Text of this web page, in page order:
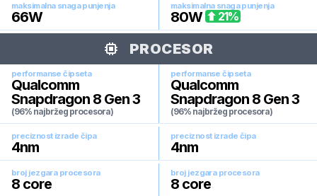
maksimalna snaga punjenja
66W
maksimalna snaga punjenja
80W 21%
PROCESOR
performanse čipseta
Qualcomm
Snapdragon 8 Gen 3
(96% najbržeg procesora)
performanse čipseta
Qualcomm
Snapdragon 8 Gen 3
(96% najbržeg procesora)
preciznost izrade čipa
4nm
preciznost izrade čipa
4nm
broj jezgara procesora
8 core
broj jezgara procesora
8 core